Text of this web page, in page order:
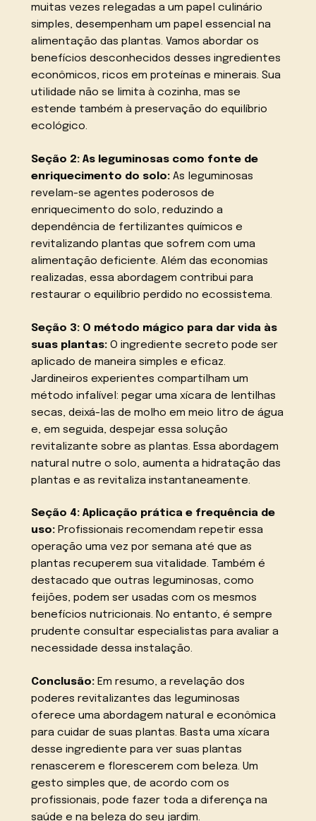
muitas vezes relegadas a um papel culinário
simples, desempenham um papel essencial na
alimentação das plantas. Vamos abordar os
benefícios desconhecidos desses ingredientes
econômicos, ricos em proteínas e minerais. Sua
utilidade não se limita à cozinha, mas se
estende também à preservação do equilíbrio
ecológico.
Seção 2: As leguminosas como fonte de
enriquecimento do solo: As leguminosas
revelam-se agentes poderosos de
enriquecimento do solo, reduzindo a
dependência de fertilizantes químicos e
revitalizando plantas que sofrem com uma
alimentação deficiente. Além das economias
realizadas, essa abordagem contribui para
restaurar o equilíbrio perdido no ecossistema.
Seção 3: O método mágico para dar vida às
suas plantas: O ingrediente secreto pode ser
aplicado de maneira simples e eficaz.
Jardineiros experientes compartilham um
método infalível: pegar uma xícara de lentilhas
secas, deixá-las de molho em meio litro de água
e, em seguida, despejar essa solução
revitalizante sobre as plantas. Essa abordagem
natural nutre o solo, aumenta a hidratação das
plantas e as revitaliza instantaneamente.
Seção 4: Aplicação prática e frequência de
uso: Profissionais recomendam repetir essa
operação uma vez por semana até que as
plantas recuperem sua vitalidade. Também é
destacado que outras leguminosas, como
feijões, podem ser usadas com os mesmos
benefícios nutricionais. No entanto, é sempre
prudente consultar especialistas para avaliar a
necessidade dessa instalação.
Conclusão: Em resumo, a revelação dos
poderes revitalizantes das leguminosas
oferece uma abordagem natural e econômica
para cuidar de suas plantas. Basta uma xícara
desse ingrediente para ver suas plantas
renascerem e florescerem com beleza. Um
gesto simples que, de acordo com os
profissionais, pode fazer toda a diferença na
saúde e na beleza do seu jardim.